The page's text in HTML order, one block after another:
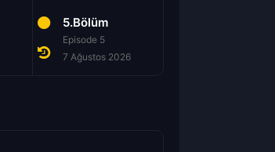
5.Bölüm
Episode 5
7 Ağustos 2026